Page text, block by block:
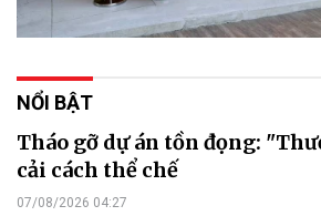
NỔI BẬT
Tháo gỡ dự án tồn đọng:
cải cách thể chế
07/08/2026 04:27